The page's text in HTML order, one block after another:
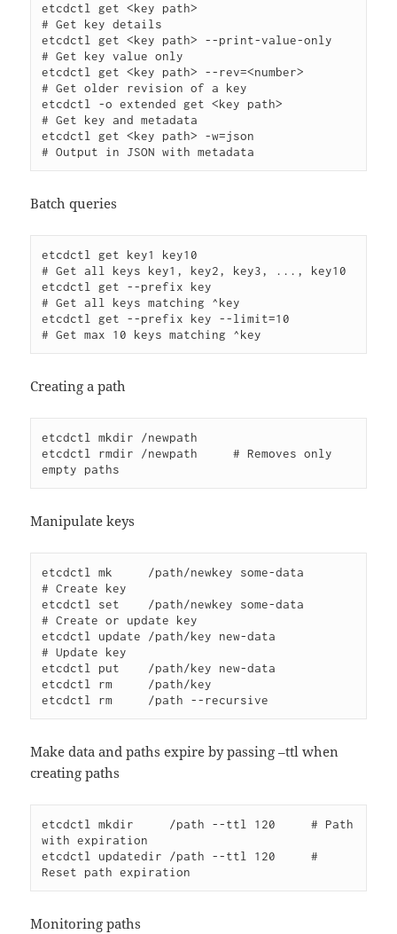
etcdctl get <key path>
# Get key details
etcdctl get <key path> --print-value-only
# Get key value only
etcdctl get <key path> --rev=<number>
# Get older revision of a key
etcdctl -o extended get <key path>
# Get key and metadata
etcdctl get <key path> -w=json
# Output in JSON with metadata
Batch queries
etcdctl get key1 key10
# Get all keys key1, key2, key3, ..., key10
etcdctl get --prefix key
# Get all keys matching ^key
etcdctl get --prefix key --limit=10
# Get max 10 keys matching ^key
Creating a path
etcdctl mkdir /newpath
etcdctl rmdir /newpath     # Removes only
empty paths
Manipulate keys
etcdctl mk     /path/newkey some-data
# Create key
etcdctl set    /path/newkey some-data
# Create or update key
etcdctl update /path/key new-data
# Update key
etcdctl put    /path/key new-data
etcdctl rm     /path/key
etcdctl rm     /path --recursive
Make data and paths expire by passing –ttl when
creating paths
etcdctl mkdir     /path --ttl 120     # Path
with expiration
etcdctl updatedir /path --ttl 120     #
Reset path expiration
Monitoring paths